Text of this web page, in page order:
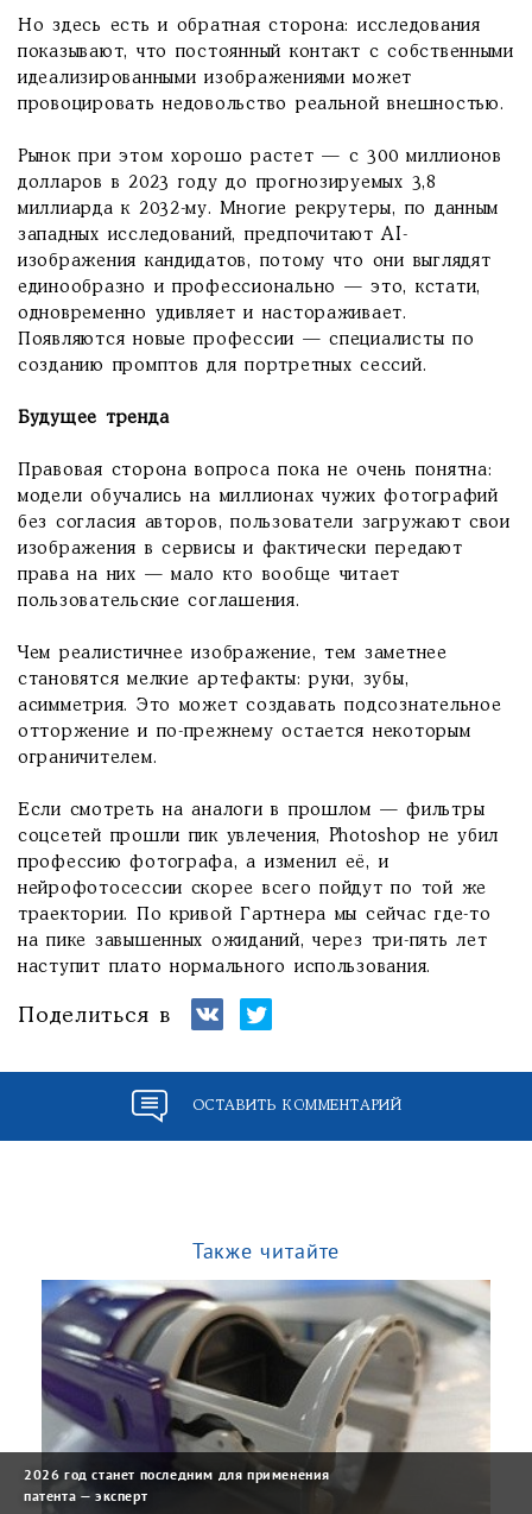
Но здесь есть и обратная сторона: исследования
показывают, что постоянный контакт с собственными
идеализированными изображениями может
провоцировать недовольство реальной внешностью.
Рынок при этом хорошо растет — с 300 миллионов
долларов в 2023 году до прогнозируемых 3,8
миллиарда к 2032-му. Многие рекрутеры, по данным
западных исследований, предпочитают AI-
изображения кандидатов, потому что они выглядят
единообразно и профессионально — это, кстати,
одновременно удивляет и настораживает.
Появляются новые профессии — специалисты по
созданию промптов для портретных сессий.
Будущее тренда
Правовая сторона вопроса пока не очень понятна:
модели обучались на миллионах чужих фотографий
без согласия авторов, пользователи загружают свои
изображения в сервисы и фактически передают
права на них — мало кто вообще читает
пользовательские соглашения.
Чем реалистичнее изображение, тем заметнее
становятся мелкие артефакты: руки, зубы,
асимметрия. Это может создавать подсознательное
отторжение и по-прежнему остается некоторым
ограничителем.
Если смотреть на аналоги в прошлом — фильтры
соцсетей прошли пик увлечения, Photoshop не убил
профессию фотографа, а изменил её, и
нейрофотосессии скорее всего пойдут по той же
траектории. По кривой Гартнера мы сейчас где-то
на пике завышенных ожиданий, через три-пять лет
наступит плато нормального использования.
Поделиться в
ОСТАВИТЬ КОММЕНТАРИЙ
Также читайте
2026 год станет последним для применения
патента — эксперт